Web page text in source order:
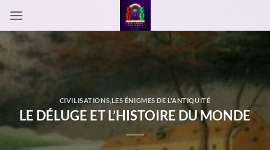
contenu
CIVILISATIONS LES ÉNIGMES DE L'ANTIQUITÉ
LE DÉLUGE ET L’HISTOIRE DU MONDE